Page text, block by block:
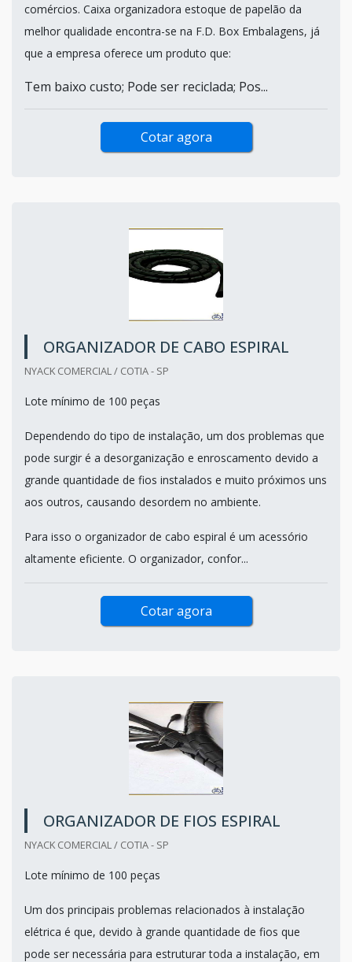
comércios. Caixa organizadora estoque de papelão da
melhor qualidade encontra-se na F.D. Box Embalagens, já
que a empresa oferece um produto que:
Tem baixo custo; Pode ser reciclada; Pos...
Cotar agora
ORGANIZADOR DE CABO ESPIRAL
NYACK COMERCIAL / COTIA - SP
Lote mínimo de 100 peças
Dependendo do tipo de instalação, um dos problemas que
pode surgir é a desorganização e enroscamento devido a
grande quantidade de fios instalados e muito próximos uns
aos outros, causando desordem no ambiente.
Para isso o organizador de cabo espiral é um acessório
altamente eficiente. O organizador, confor...
Cotar agora
ORGANIZADOR DE FIOS ESPIRAL
NYACK COMERCIAL / COTIA - SP
Lote mínimo de 100 peças
Um dos principais problemas relacionados à instalação
elétrica é que, devido à grande quantidade de fios que
pode ser necessária para estruturar toda a instalação, em